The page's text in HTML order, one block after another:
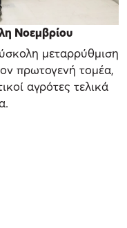
Νοεμβρίου
μεταρρύθμιση
πρωτογενή τομέα,
αγρότες τελικά